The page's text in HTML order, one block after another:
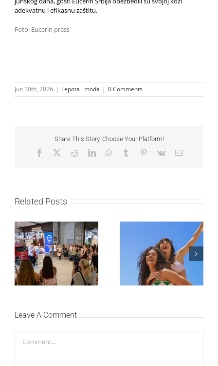
adekvatnu i efikasnu zaštitu.
Foto: Eucerin press
jun 10th, 2026 | Lepota i moda | 0 Comments
Share This Story, Choose Your Platform!
Facebook RedditLinkedInWhatsApp
Tumblr Pinterest
Vk Email
Related Posts
Lilly Drogerie proslavile
10. online rođendan,
uručile automobil
Citroën C3 i najavile
saradnju sa
šampionkom Andreom
Leto menja naše navike
– vreme je da
promenite i beauty
rutinu
Leave A Comment